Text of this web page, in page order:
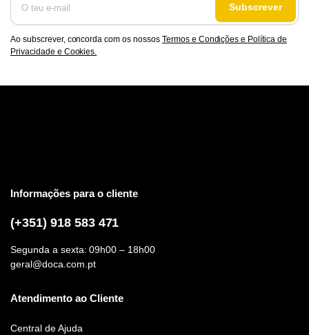
Subscrever
Ao subscrever, concorda com os nossos Termos e Condições e Política de
Privacidade e Cookies.
Informações para o cliente
(+351) 918 583 471
Segunda a sexta: 09h00 – 18h00
geral@doca.com.pt
Atendimento ao Cliente
Central de Ajuda